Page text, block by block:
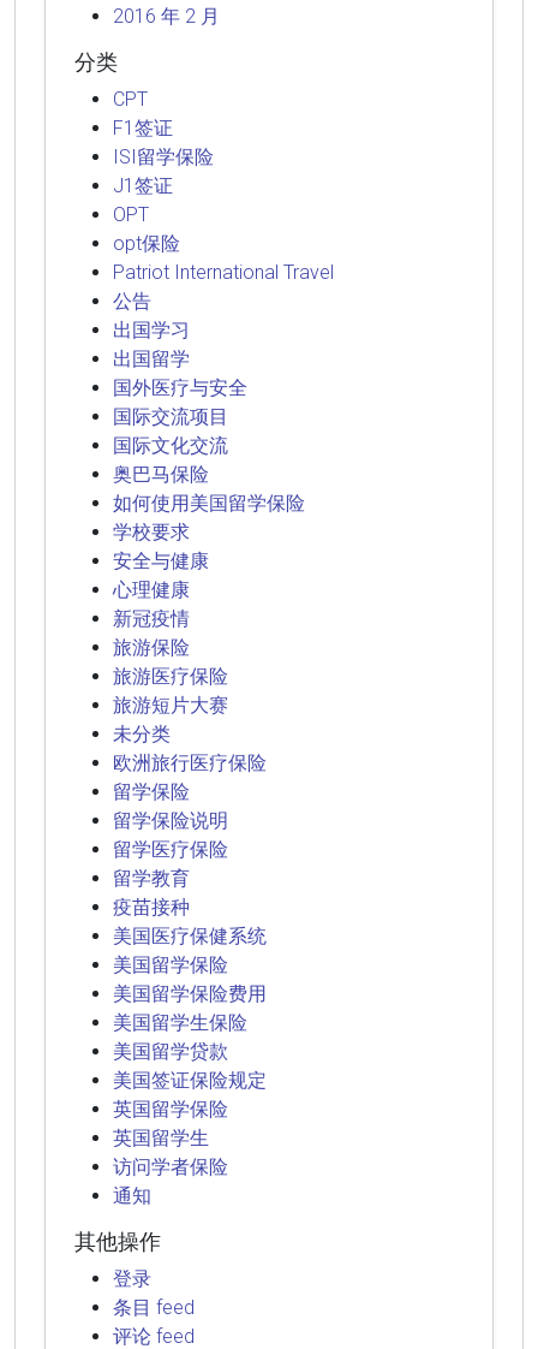
2016 年 2 月
分类
CPT
F1签证
ISI留学保险
J1签证
OPT
opt保险
Patriot International Travel
公告
出国学习
出国留学
国外医疗与安全
国际交流项目
国际文化交流
奥巴马保险
如何使用美国留学保险
学校要求
安全与健康
心理健康
新冠疫情
旅游保险
旅游医疗保险
旅游短片大赛
未分类
欧洲旅行医疗保险
留学保险
留学保险说明
留学医疗保险
留学教育
疫苗接种
美国医疗保健系统
美国留学保险
美国留学保险费用
美国留学生保险
美国留学贷款
美国签证保险规定
英国留学保险
英国留学生
访问学者保险
通知
其他操作
登录
条目 feed
评论 feed